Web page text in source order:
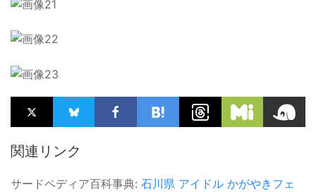
関連リンク
サードペディア百科事典: 石川県 アイドル かがやきフェ